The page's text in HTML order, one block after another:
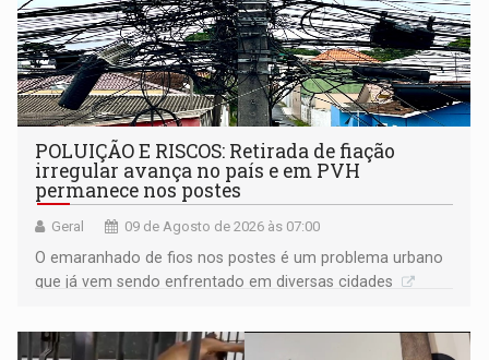
POLUIÇÃO E RISCOS: Retirada de fiação
irregular avança no país e em PVH
permanece nos postes
Geral 09 de Agosto de 2026 às 07:00
O emaranhado de fios nos postes é um problema urbano
que já vem sendo enfrentado em diversas cidades